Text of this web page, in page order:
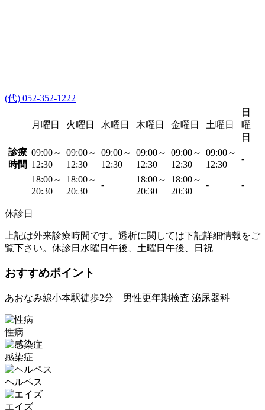
(代) 052-352-1222
月曜日 火曜日 水曜日 木曜日 金曜日 土曜日
日
曜
日
診療
時間
09:00～
12:30
09:00～
12:30
09:00～
12:30
09:00～
12:30
09:00～
12:30
09:00～
12:30
-
18:00～
20:30
18:00～
20:30
-
18:00～
20:30
18:00～
20:30
- -
休診日
上記は外来診療時間です。透析に関しては下記詳細情報をご
覧下さい。休診日水曜日午後、土曜日午後、日祝
おすすめポイント
あおなみ線小本駅徒歩2分 男性更年期検査 泌尿器科
性病
感染症
ヘルペス
エイズ